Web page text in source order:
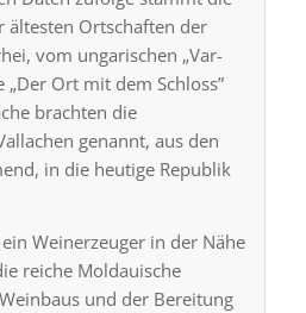
ältesten Ortschaften der
vom ungarischen „Var-
„Der Ort mit dem Schloss”
brachten die
genannt, aus den
in die heutige Republik
ein Weinerzeuger in der Nähe
reiche Moldauische
und der Bereitung